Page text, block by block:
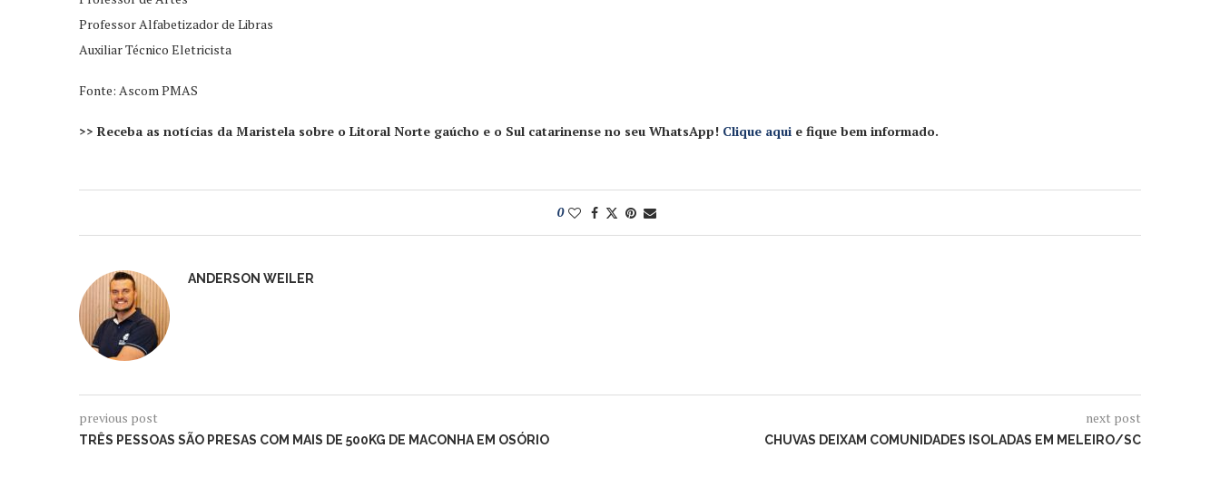
Professor Alfabetizador de Libras
Auxiliar Técnico Eletricista
Fonte: Ascom PMAS
>> Receba as notícias da Maristela sobre o Litoral Norte gaúcho e o Sul catarinense no seu WhatsApp! Clique aqui e fique bem informado.
0
ANDERSON WEILER
previous post
TRÊS PESSOAS SÃO PRESAS COM MAIS DE 500KG DE MACONHA EM OSÓRIO
next post
CHUVAS DEIXAM COMUNIDADES ISOLADAS EM MELEIRO/SC